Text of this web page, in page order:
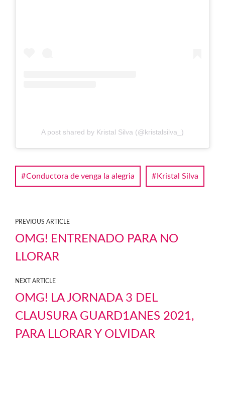
A post shared by Kristal Silva (@kristalsilva_)
Conductora de venga la alegria Kristal Silva
PREVIOUS ARTICLE
OMG! ENTRENADO PARA NO
LLORAR
NEXT ARTICLE
OMG! LA JORNADA 3 DEL
CLAUSURA GUARD1ANES 2021,
PARA LLORAR Y OLVIDAR